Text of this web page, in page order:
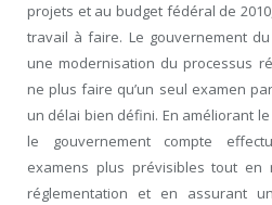
projets et au budget fédéral de
travail à faire. Le gouvernement
une modernisation du processus
ne plus faire qu’un seul examen
un délai bien défini. En améliorant
le gouvernement compte
examens plus prévisibles tout
réglementation et en assurant